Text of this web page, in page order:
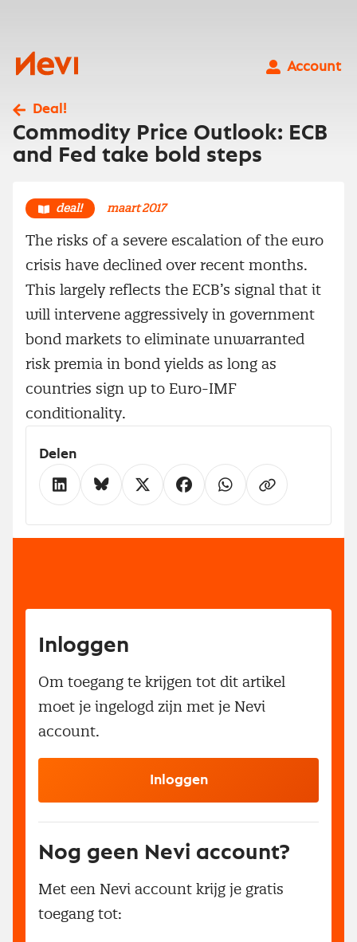
Nevi
Account
Deal!
Commodity Price Outlook: ECB
and Fed take bold steps
deal! maart 2017
The risks of a severe escalation of the euro
crisis have declined over recent months.
This largely reflects the ECB’s signal that it
will intervene aggressively in government
bond markets to eliminate unwarranted
risk premia in bond yields as long as
countries sign up to Euro-IMF
conditionality.
Delen
Inloggen
Om toegang te krijgen tot dit artikel
moet je ingelogd zijn met je Nevi
account.
Inloggen
Nog geen Nevi account?
Met een Nevi account krijg je gratis
toegang tot: